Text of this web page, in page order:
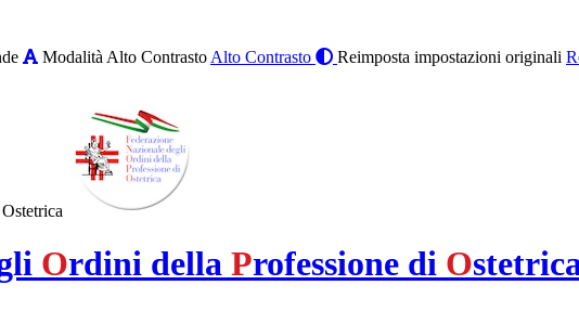
Modalità Alto Contrasto Alto Contrasto Reimposta impostazioni originali
Ordini della Professione di O